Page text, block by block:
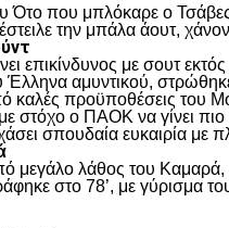
Ότο που μπλόκαρε ο
την μπάλα άουτ,
επικίνδυνος με σουτ
αμυντικού,
καλές προϋποθέσεις του
στόχο ο ΠΑΟΚ να γίνει
σπουδαία ευκαιρία με
μεγάλο λάθος του
στο 78’, με γύρισμα